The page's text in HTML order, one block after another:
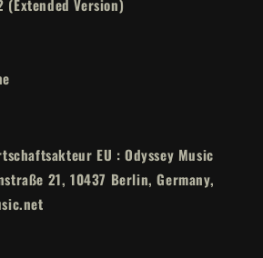
(Extended Version)
EU : Odyssey Music
21, 10437 Berlin, Germany,